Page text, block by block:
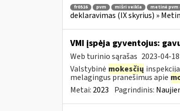
fr0516 pvm mišri veikla metinė pvm
deklaravimas (IX skyrius) »
VMI įspėja gyventojus:
Web turinio sąrašas 2023-04-18
Valstybinė mokesčių
melagingus pranešimus apie
Metai: 2023 Pagrindinis: